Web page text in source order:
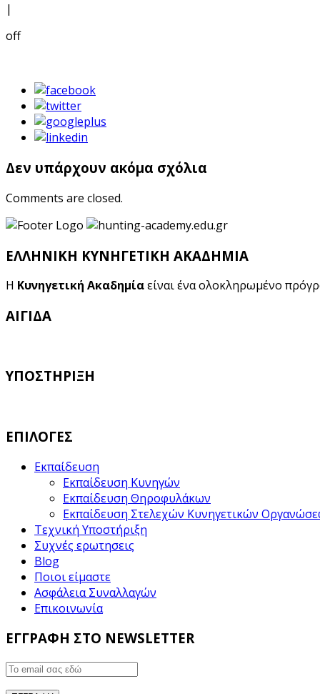
|
off
Δεν υπάρχουν ακόμα σχόλια
Comments are closed.
ΕΛΛΗΝΙΚΗ ΚΥΝΗΓΕΤΙΚΗ ΑΚΑΔΗΜΙΑ
Η Κυνηγετική Ακαδημίαείναι ένα ολοκληρωμένο
ΑΙΓΙΔΑ
ΥΠΟΣΤΗΡΙΞΗ
ΕΠΙΛΟΓΕΣ
Εκπαίδευση
Εκπαίδευση Κυνηγών
Εκπαίδευση Θηροφυλάκων
Εκπαίδευση Στελεχών Κυνηγετικών
Τεχνική Υποστήριξη
Συχνές ερωτησεις
Blog
Ποιοι είμαστε
Ασφάλεια Συναλλαγών
Επικοινωνία
ΕΓΓΡΑΦΗ ΣΤΟ NEWSLETTER